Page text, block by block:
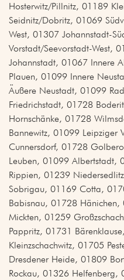
Hosterwitz/Pillnitz, 01189
Seidnitz/Dobritz, 01069
West, 01307 Johannstadt-
Vorstadt/Seevorstadt-West,
Johannstadt, 01067 Innere
Plauen, 01099 Innere
Äußere Neustadt, 01099
Friedrichstadt, 01728
Hornschänke, 01728
Bannewitz, 01099
Cunnersdorf, 01728
Leuben, 01099 Albertstadt,
Rippien, 01239
Sobrigau, 01169 Cotta,
Babisnau, 01728
Mickten, 01259
Pappritz, 01731
Kleinzschachwitz, 01705
Dresdener Heide, 01809
Rockau, 01326 Helfenberg,